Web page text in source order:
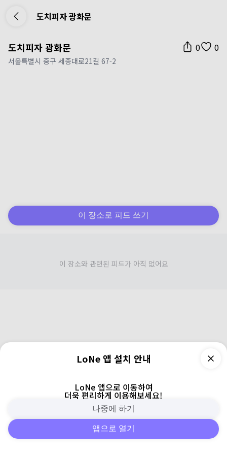
도치피자 광화문
도치피자 광화문 0 0
서울특별시 중구 세종대로21길 67-2
이 장소로 피드 쓰기
이 장소와 관련된 피드가 아직 없어요
피드 주변 검색 로그인
LoNe 앱 설치 안내
LoNe 앱으로 이동하여
더욱 편리하게 이용해보세요!
나중에 하기
앱으로 열기